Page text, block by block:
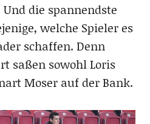
die spannendste
welche Spieler es
schaffen. Denn
saßen sowohl Loris
Moser auf der Bank.